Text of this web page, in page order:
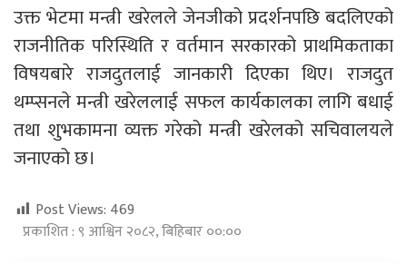
उक्त भेटमा मन्त्री खरेलले जेनजीको प्रदर्शनपछि बदलिएको
राजनीतिक परिस्थिति र वर्तमान सरकारको प्राथमिकताका
विषयबारे राजदुतलाई जानकारी दिएका थिए। राजदुत
थम्प्सनले मन्त्री खरेललाई सफल कार्यकालका लागि बधाई
तथा शुभकामना व्यक्त गरेको मन्त्री खरेलको सचिवालयले
जनाएको छ।
Post Views: 469
प्रकाशित : ९ आश्विन २०८२, बिहिबार ००:००